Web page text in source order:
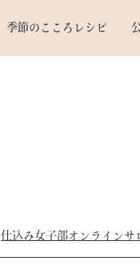
季節のこころレシピ
仕込み女子部オンラインサ